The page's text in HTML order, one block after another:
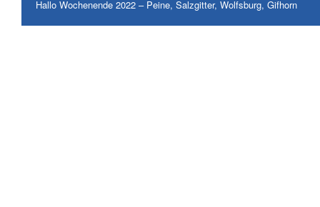
Hallo Wochenende 2022 – Peine, Salzgitter, Wolfsburg, Gifhorn